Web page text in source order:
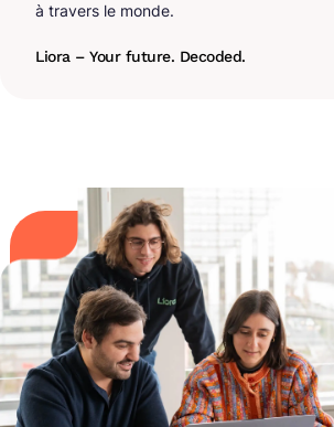
à travers le monde.
Liora – Your future. Decoded.